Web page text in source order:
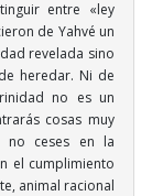
entre «ley
de Yahvé un
revelada sino
heredar. Ni de
no es un
cosas muy
no ceses en la
el cumplimiento
animal racional